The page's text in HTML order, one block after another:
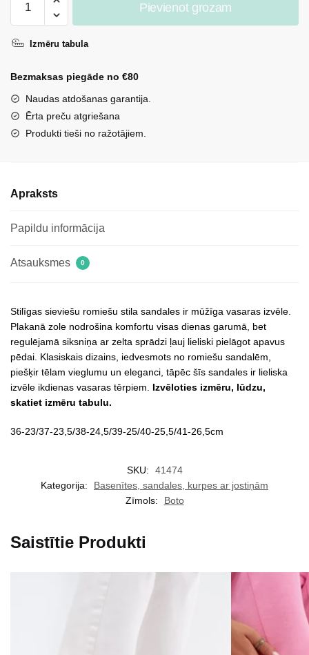
romiešu
ar
sprādzi
Chocolate
Janessa
daudzums
Pievienot grozam
Izmēru tabula
Bezmaksas piegāde no €80
Naudas atdošanas garantija.
Ērta preču atgriešana
Produkti tieši no ražotājiem.
Apraksts
Papildu informācija
Atsauksmes 0
Stilīgas sieviešu romiešu stila sandales ir mūžīga vasaras izvēle.
Plakanā zole nodrošina komfortu visas dienas garumā, bet
regulējamā siksniņa ar zelta sprādzi ļauj lieliski pielāgot apavus
pēdai. Klasiskais dizains, iedvesmots no romiešu sandalēm,
piešķir tēlam vieglumu un eleganci, tāpēc šīs sandales ir lieliska
izvēle ikdienas vasaras tērpiem. Izvēloties izmēru, lūdzu,
skatiet izmēru tabulu.
36-23/37-23,5/38-24,5/39-25/40-25,5/41-26,5cm
SKU:
41474
Kategorija:
Basenītes, sandales, kurpes ar jostiņām
Zīmols:
Boto
Saistītie Produkti